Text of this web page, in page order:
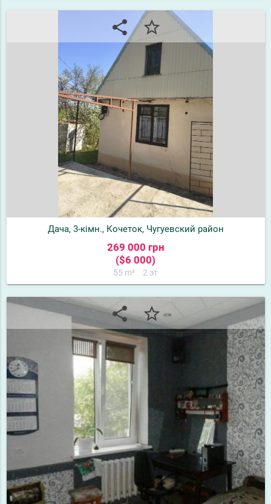
share star_border
Дача, 3-кімн., Кочеток, Чугуевский район
269 000 грн
($6 000)
55 m² 2 эт
share star_border